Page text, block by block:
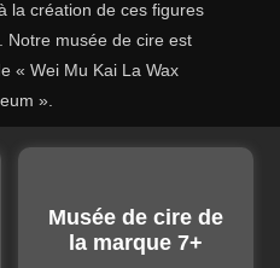
la création de ces figures
Notre musée de cire est
« Wei Mu Kai La Wax
».
Musée de cire de
la marque 7+